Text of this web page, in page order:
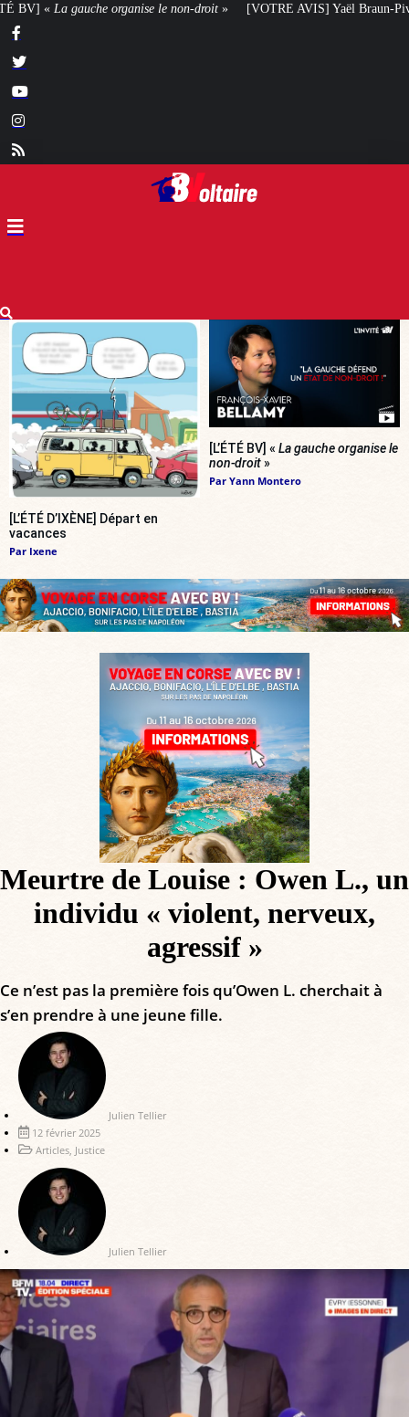
droit» [VOTRE AVIS] Yaël Braun-Pivet doit-elle renoncer à son projet
[L’ÉTÉ D’IXÈNE] Départ en
vacances
Par Ixene
[L’ÉTÉ BV] « La gauche organise le
non-droit»
Par Yann Montero
Meurtre de Louise : Owen L., un
individu « violent, nerveux,
agressif »
Ce n’est pas la première fois qu’Owen L. cherchait à
s’en prendre à une jeune fille.
Julien Tellier
12 février 2025
Articles, Justice
Julien Tellier